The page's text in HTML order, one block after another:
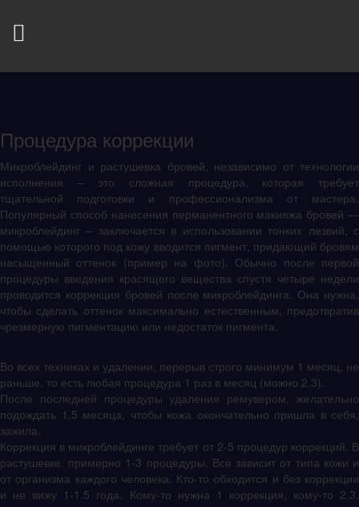
Процедура коррекции
Микроблейдинг и растушевка бровей, независимо от технологии
исполнения – это сложная процедура, которая требует
тщательной подготовки и профессионализма от мастера.
Популярный способ нанесения перманентного макияжа бровей —
микроблейдинг – заключается в использовании тонких лезвий, с
помощью которого под кожу вводится пигмент, придающий бровям
насыщенный оттенок (пример на фото). Обычно после первой
процедуры введения красящего вещества спустя четыре недели
проводится коррекция бровей после микроблейдинга. Она нужна,
чтобы сделать оттенок максимально естественным, предотвратив
чрезмерную пигментацию или недостаток пигмента.
Во всех техниках и удалении, перерыв строго минимум 1 месяц, не
раньше, то есть любая процедура 1 раз в месяц (можно 2,3).
После последней процедуры удаления ремувером, желательно
подождать 1,5 месяца, чтобы кожа окончательно пришла в себя,
зажила.
Коррекция в микроблейдинге требует от 2-5 процедур коррекций. В
растушевке, примерно 1-3 процедуры. Все зависит от типа кожи и
от организма каждого человека. Кто-то обходится и без коррекции
и не вижу 1-1.5 года. Кому-то нужна 1 коррекция, кому-то 2,3.